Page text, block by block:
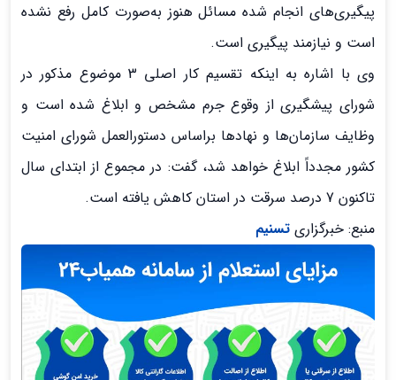
پیگیری‌های انجام شده مسائل هنوز به‌صورت کامل رفع نشده
است و نیازمند پیگیری است.
وی با اشاره به اینکه تقسیم کار اصلی 3 موضوع مذکور در
شورای پیشگیری از وقوع جرم مشخص و ابلاغ شده است و
وظایف سازمان‌ها و نهادها براساس دستورالعمل شورای امنیت
کشور مجدداً ابلاغ خواهد شد، گفت: در مجموع از ابتدای سال
تاکنون 7 درصد سرقت در استان کاهش یافته است.
منبع: خبرگزاری تسنیم